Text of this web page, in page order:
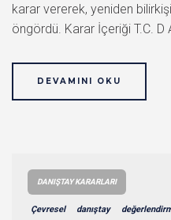
karar vererek, yeniden
öngördü. Karar İçeriği T.C. D
DEVAMINI OKU
DANIŞTAY KARARLARI
Çevresel danıştay